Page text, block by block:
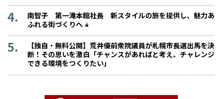
南智子 第一滝本館社長 新スタイルの旅を提供し、魅力あ
ふれる街づくりへ
【独自・無料公開】荒井優前衆院議員が札幌市長選出馬を決
断！その思いを激白「チャンスがあればと考え、チャレンジ
できる環境をつくりたい」